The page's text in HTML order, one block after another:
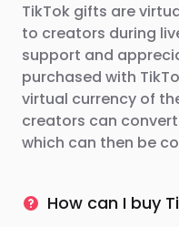
TikTok gifts are
to creators during
support and
purchased with
virtual currency of
creators can
which can then be
How can I buy